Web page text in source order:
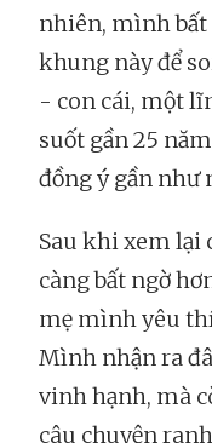
nhiên, mình bất
khung này để
- con cái, một
suốt gần 25
đồng ý gần như
Sau khi xem lại
càng bất ngờ
mẹ mình yêu
Mình nhận ra
vinh hạnh, mà
câu chuyện